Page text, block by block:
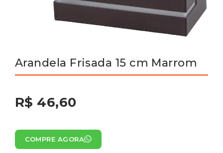
Arandela Frisada 15 cm Marrom
R$ 46,60
COMPRE AGORA